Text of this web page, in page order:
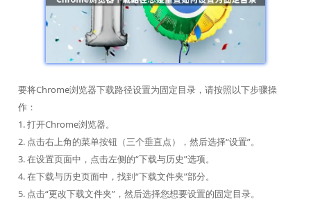
要将Chrome浏览器下载路径设置为固定目录，请按照以下步骤操
作：
1. 打开Chrome浏览器。
2. 点击右上角的菜单按钮（三个垂直点），然后选择“设置”。
3. 在设置页面中，点击左侧的“下载与历史”选项。
4. 在下载与历史页面中，找到“下载文件夹”部分。
5. 点击“更改下载文件夹”，然后选择您想要设置的固定目录。